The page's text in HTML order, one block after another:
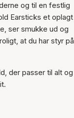
og til en festlig
Earsticks et oplagt
ser smukke ud og
at du har styr på
der passer til alt og